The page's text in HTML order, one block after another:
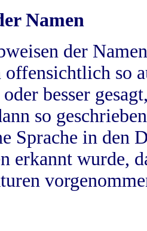
Namen
der
offensichtlich so
besser
so
Sprache in
erkannt wurde,